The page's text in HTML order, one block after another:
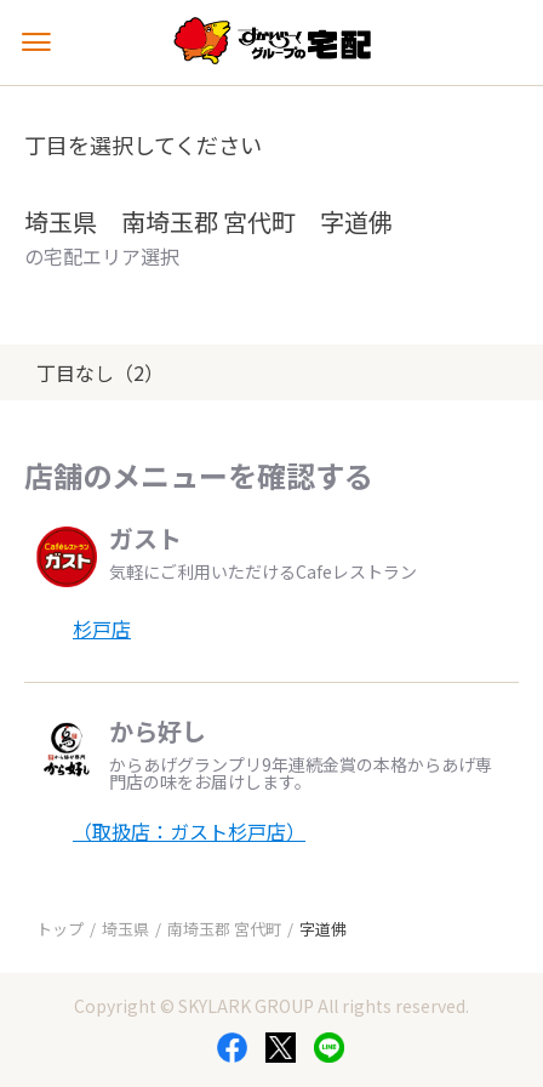
メ
ュ
を
丁目を選択してください
埼玉県 南埼玉郡 宮代町 字道佛
の宅配エリア選択
丁目なし（2）
店舗のメニューを確認する
ガスト
気軽にご利用いただけるCafeレストラン
杉戸店
から好し
からあげグランプリ9年連続金賞の本格からあげ専
門店の味をお届けします。
（取扱店：ガスト杉戸店）
トップ 埼玉県 南埼玉郡 宮代町 字道佛
Copyright © SKYLARK GROUP All rights reserved.